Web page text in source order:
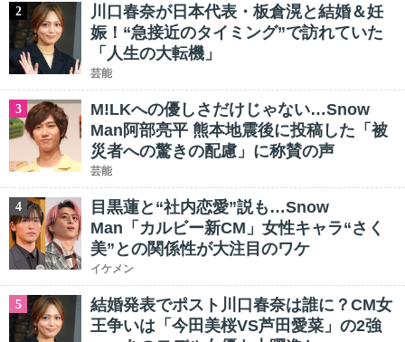
2
川口春奈が日本代表・板倉滉と結婚＆妊
娠！“急接近のタイミング”で訪れていた
「人生の大転機」
芸能
3
M!LKへの優しさだけじゃない…Snow
Man阿部亮平 熊本地震後に投稿した「被
災者への驚きの配慮」に称賛の声
芸能
4
目黒蓮と“社内恋愛”説も…Snow
Man「カルビー新CM」女性キャラ“さく
美”との関係性が大注目のワケ
イケメン
5
結婚発表でポスト川口春奈は誰に？CM女
王争いは「今田美桜VS芦田愛菜」の2強